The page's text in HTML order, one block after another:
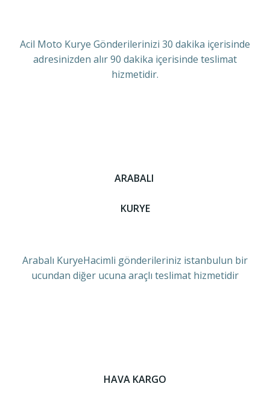
Acil Moto Kurye Gönderilerinizi 30 dakika içerisinde
adresinizden alır 90 dakika içerisinde teslimat
hizmetidir.
ARABALI
KURYE
Arabalı KuryeHacimli gönderileriniz istanbulun bir
ucundan diğer ucuna araçlı teslimat hizmetidir
HAVA KARGO